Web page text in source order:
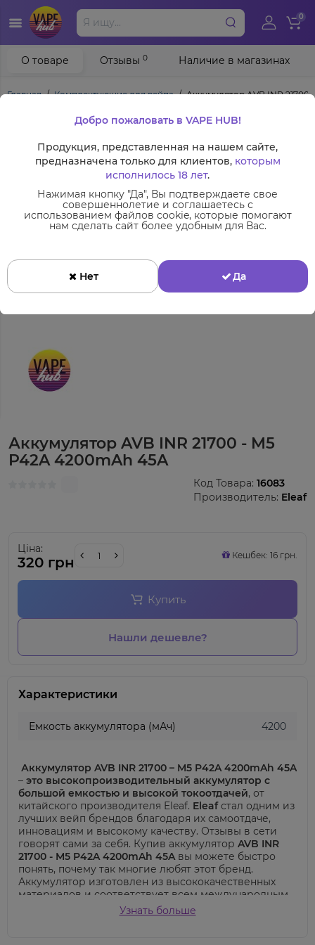
0
Главная Комплектующие для вейпа Аккумулятор AVB INR
Аккумулятор AVB INR 21700 - M5
P42A 4200mAh 45A
Производитель: Eleaf
Код Товара: 16083
Ціна:
320 грн Кешбек: 16 грн.
Купить
Нашли дешевле?
О товаре Отзывы 0 Наличие в магазинах
Характеристики
Емкость аккумулятора (мАч) 4200
Аккумулятор AVB INR 21700 – M5 P42A 4200mAh 45A
– это высокопроизводительный аккумулятор с
большой емкостью и высокой токоотдачей, от
китайского производителя Eleaf. Eleaf стал одним из
лучших вейп брендов благодаря их самоотдаче,
инновациям и высокому качеству. Отзывы в сети
говорят сами за себя. Купив аккумулятор AVB INR
21700 - M5 P42A 4200mAh 45Aвы можете быстро
понять, почему так многие любят этот бренд.
Аккумулятор изготовлен из высококачественных
материалов и соответствует всем международным
стандартам безопасности. Этот аккумулятор
идеально подходит для использования в различных
Узнать больше
Добро пожаловать в VAPE HUB!
Продукция, представленная на нашем сайте,
предназначена только для клиентов, которым
исполнилось 18 лет.
Нажимая кнопку "Да", Вы подтверждаете свое
совершеннолетие и соглашаетесь с
использованием файлов cookie, которые помогают
нам сделать сайт более удобным для Вас.
Нет Да